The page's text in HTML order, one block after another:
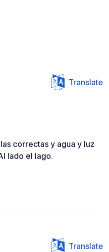
Translate
correctas y agua y luz
lado el lago.
Translate